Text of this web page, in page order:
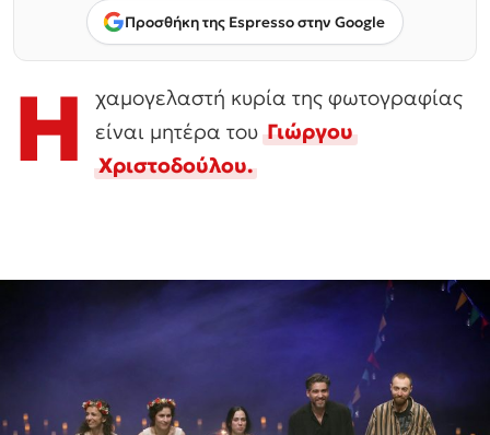
Προσθήκη της Espresso στην Google
Η
χαμογελαστή κυρία της φωτογραφίας
είναι μητέρα τουΓιώργου
Χριστοδούλου.